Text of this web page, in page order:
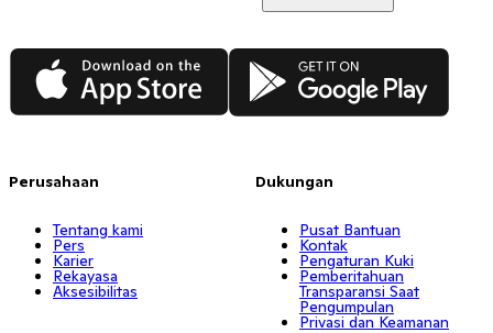
App Store Google Play
Perusahaan
Tentang kami
Pers
Karier
Rekayasa
Aksesibilitas
Dukungan
Pusat Bantuan
Kontak
Pengaturan Kuki
Pemberitahuan
Transparansi Saat
Pengumpulan
Privasi dan Keamanan